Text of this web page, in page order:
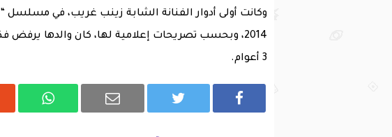
وكانت أولى أدوار الفنانة الشابة زينب غريب، في
2014، وبحسب تصريحات إعلامية لها، كان والدها
3 أعوام.